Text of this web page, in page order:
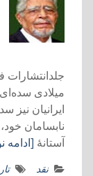
میلادی
ایرانیان نیز
نابسامان
آستانۀ [ادامه
نقد